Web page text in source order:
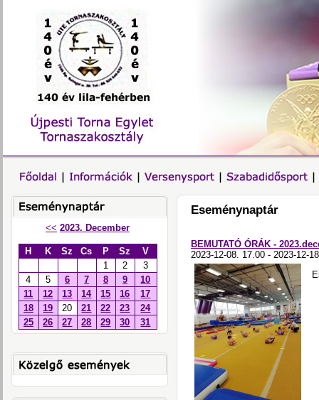
<< 2023. December
H K Sz Cs P Sz
V
1
2
3
4
5 6 7 8 9
10
11
12 13 14 15 16
17
18
19 20 21 22 23
24
25
26 27 28 29 30 31
Eseménynaptár
BEMUTATÓ ÓRÁK -
2023-12-08. 17.00 - 2023-12-